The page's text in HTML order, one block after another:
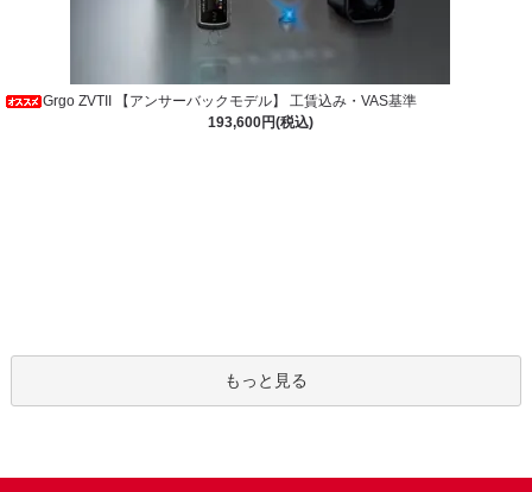
Grgo ZVTII 【アンサーバックモデル】 工賃込み・VAS基準
193,600円(税込)
もっと見る